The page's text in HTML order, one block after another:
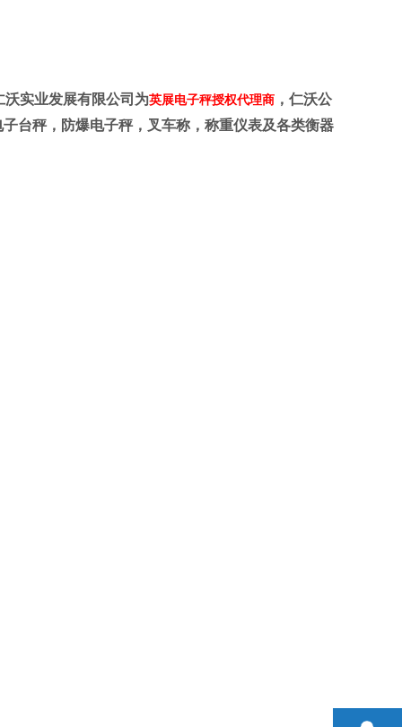
沃实业发展有限公司为英展电子秤授权代理商 ，仁沃公
台秤，防爆电子秤，叉车称，称重仪表及各类衡器